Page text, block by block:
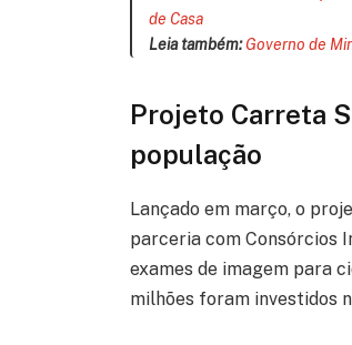
de Casa
Leia também: Governo de
Projeto Carreta
população
Lançado em março, o
parceria com Consórcios
exames de imagem para
milhões foram investidos